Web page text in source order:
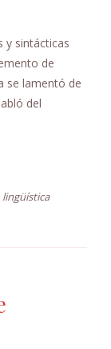
y sintácticas
de
se lamentó de
del